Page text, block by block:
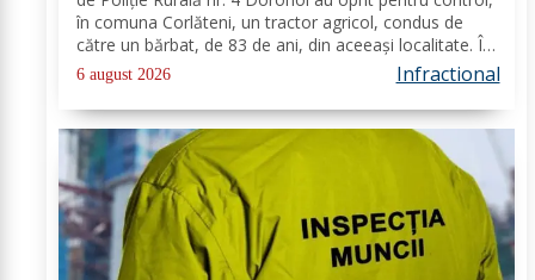
în comuna Corlăteni, un tractor agricol, condus de
către un bărbat, de 83 de ani, din aceeași localitate. În
urma verificărilor efectuate de către polițiști, s-a
constatat faptul că...
6 august 2026 Infractional